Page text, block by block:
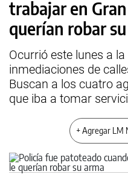
trabajar en
querían robar
Ocurrió este lunes a
inmediaciones de
Buscan a los cuatro
que iba a tomar
+ Agregar LM